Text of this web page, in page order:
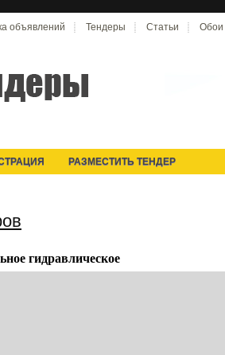
объявлений Тендеры Статьи Обои
РАЗМЕСТИТЬ ТЕНДЕР
гидравлическое